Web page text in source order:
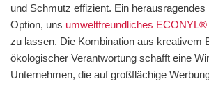
und Schmutz effizient. Ein
Option, uns umweltfreundliches ECONYL®
zu lassen. Die Kombination aus kreativem
ökologischer Verantwortung schafft eine
Unternehmen, die auf großflächige